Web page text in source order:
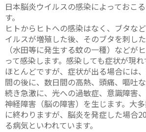
日本脳炎ウイルスの感染によっておこ
す。
ヒトからヒトへの感染はなく、ブタな
イルスが増殖した後、そのブタを刺し
（水田等に発生する蚊の一種）などが
って感染します。感染しても症状が現
ほとんどですが、症状が出る場合には
間の後に、数日間の高熱、頭痛、嘔吐
続き急激に、光への過敏症、意識障害
神経障害（脳の障害）を生じます。大
に終わりますが、脳炎を発症した場合
る病気といわれています。